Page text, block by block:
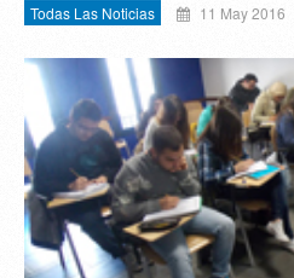
Todas Las Noticias 11 May 2016